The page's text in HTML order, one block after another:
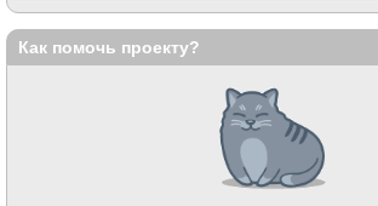
Как помочь проекту?